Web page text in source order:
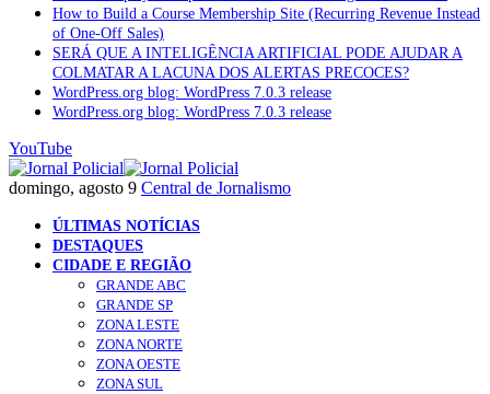
How to Build a Course Membership Site (Recurring Revenue Instead
of One-Off Sales)
SERÁ QUE A INTELIGÊNCIA ARTIFICIAL PODE AJUDAR A
COLMATAR A LACUNA DOS ALERTAS PRECOCES?
WordPress.org blog: WordPress 7.0.3 release
WordPress.org blog: WordPress 7.0.3 release
YouTube
domingo, agosto 9 Central de Jornalismo
ÚLTIMAS NOTÍCIAS
DESTAQUES
CIDADE E REGIÃO
GRANDE ABC
GRANDE SP
ZONA LESTE
ZONA NORTE
ZONA OESTE
ZONA SUL